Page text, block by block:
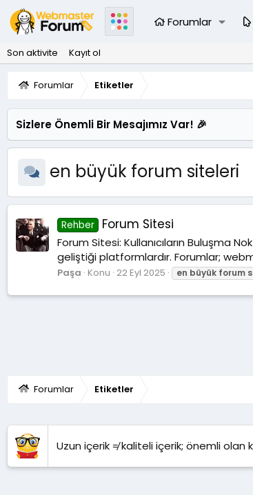
Forumlar
Son aktivite Kayıt ol
Forumlar Etiketler
Sizlere Önemli Bir Mesajımız Var! 🎉
en büyük forum siteleri
Rehber Forum Sitesi
Forum Sitesi: Kullanıcıların Buluşma
geliştiği platformlardır. Forumlar;
Paşa Konu 22 Eyl 2025 en büyük forum
Forumlar Etiketler
Uzun içerik ≠ kaliteli içerik; önemli olan